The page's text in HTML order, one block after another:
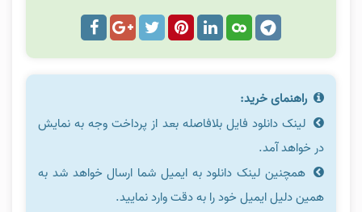
راهنمای خرید:
لینک دانلود فایل بلافاصله بعد از پرداخت وجه به نمایش
در خواهد آمد.
همچنین لینک دانلود به ایمیل شما ارسال خواهد شد به
همین دلیل ایمیل خود را به دقت وارد نمایید.